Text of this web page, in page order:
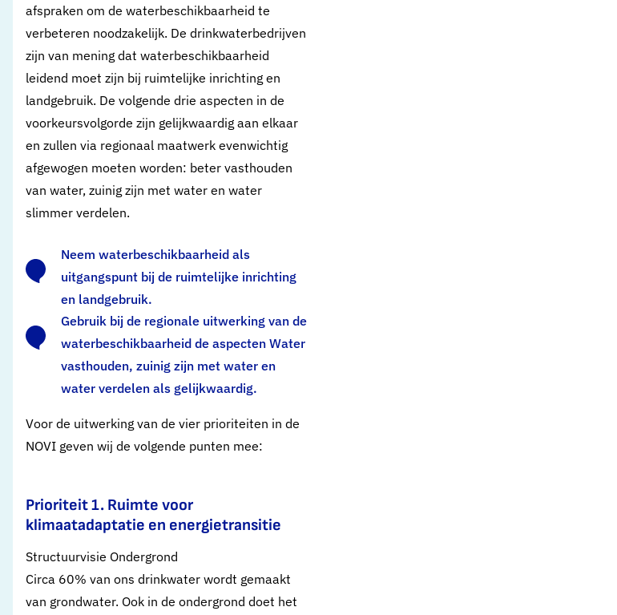
afspraken om de waterbeschikbaarheid te
verbeteren noodzakelijk. De drinkwater­bedrijven
zijn van mening dat waterbeschikbaarheid
leidend moet zijn bij ruimtelijke inrichting en
land­gebruik. De volgende drie aspecten in de
voorkeursvolgorde zijn gelijkwaardig aan elkaar
en zullen via regionaal maatwerk evenwichtig
afgewogen moeten worden: beter vasthouden
van water, zuinig zijn met water en water
slimmer verdelen.
Neem waterbeschikbaarheid als
uitgangspunt bij de ruimtelijke inrichting
en landgebruik.
Gebruik bij de regionale uitwerking van de
waterbeschikbaarheid de aspecten Water
vasthouden, zuinig zijn met water en
water verdelen als gelijkwaardig.
Voor de uitwerking van de vier prioriteiten in de
NOVI geven wij de volgende punten mee:
Prioriteit 1. Ruimte voor
klimaatadaptatie en energietransitie
Structuurvisie Ondergrond
Circa 60% van ons drinkwater wordt gemaakt
van grondwater. Ook in de ondergrond doet het